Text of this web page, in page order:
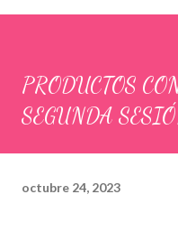
PRODUCTOS
SEGUNDA
octubre 24, 2023